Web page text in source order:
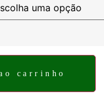
carrinho